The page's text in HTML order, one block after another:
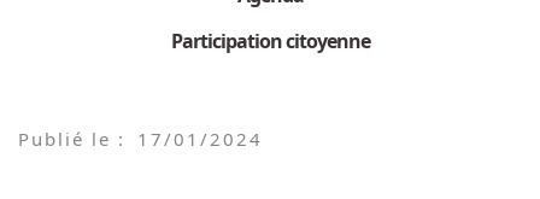
Participation citoyenne
Publié le : 17/01/2024